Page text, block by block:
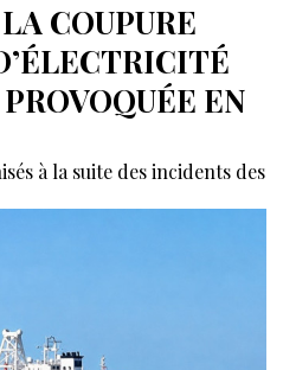
COUPURE
EN
à la suite des incidents des